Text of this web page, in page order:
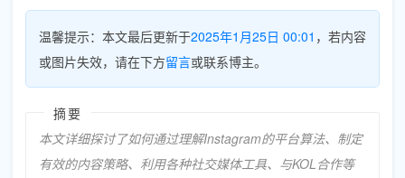
温馨提示：本文最后更新于2025年1月25日 00:01 ，若内容
或图片失效，请在下方留言或联系博主。
摘要
本文详细探讨了如何通过理解Instagram的平台算法、制定
有效的内容策略、利用各种社交媒体工具、与KOL合作等